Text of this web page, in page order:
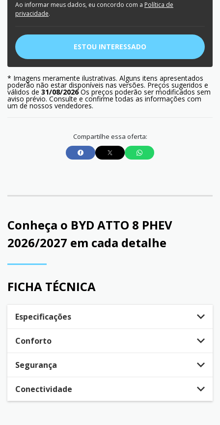
Ao informar meus dados, eu concordo com a Política de
privacidade.
ESTOU INTERESSADO
* Imagens meramente ilustrativas. Alguns itens apresentados
poderão não estar disponíveis nas versões. Preços sugeridos e
válidos de 31/08/2026Os preços poderão ser modificados sem
aviso prévio. Consulte e confirme todas as informações com
um de nossos vendedores.
Compartilhe essa oferta:
Conheça o BYD ATTO 8 PHEV
2026/2027 em cada detalhe
FICHA TÉCNICA
Especificações
Conforto
Segurança
Conectividade